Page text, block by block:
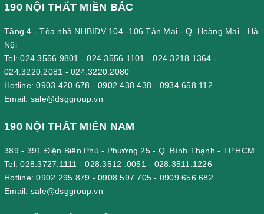
190 NỘI THẤT MIỀN BẮC
Tầng 4 - Tòa nhà NHBIDV 104 -106 Tân Mai - Q. Hoàng Mai - Hà
Nội
Tel:024.3556.9801 -024.3556.1101 -024.3218.1364 -
024.3220.2081 - 024.3220.2080
Hotline:0903 420 678 - 0902 438 438 - 0934 658 112
Email: sale@dsggroup.vn
190 NỘI THẤT MIỀN NAM
389 - 391 Điện Biên Phủ - Phường 25 - Q. Bình Thạnh - TP.HCM
Tel:028.3727.1111 -028.3512 .0051 - 028.3511.1226
Hotline:0902 295 879 - 0908 597 705 - 0909 656 682
Email: sale@dsggroup.vn